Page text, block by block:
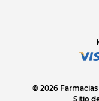
© 2026
Sitio